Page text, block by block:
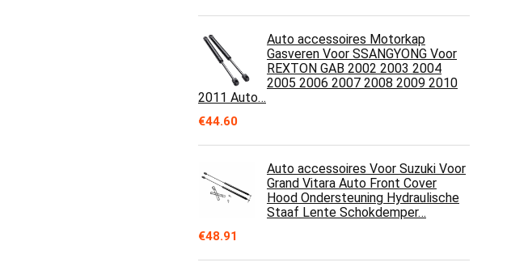
Auto accessoires Motorkap
Gasveren Voor SSANGYONG Voor
REXTON GAB 2002 2003 2004
2005 2006 2007 2008 2009 2010
2011 Auto…
€44.60
Auto accessoires Voor Suzuki Voor
Grand Vitara Auto Front Cover
Hood Ondersteuning Hydraulische
Staaf Lente Schokdemper…
€48.91